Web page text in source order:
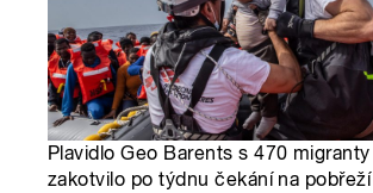
Plavidlo Geo Barents s 470 migranty
zakotvilo po týdnu čekání na pobřeží